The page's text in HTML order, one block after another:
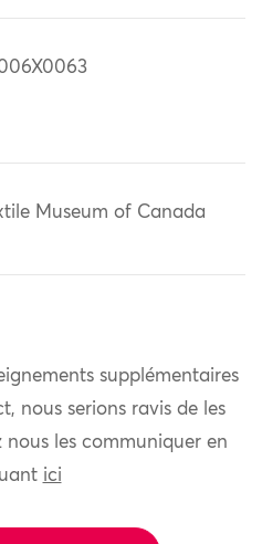
Museum of Canada
supplémentaires
nous serions ravis de les
les communiquer en
ici